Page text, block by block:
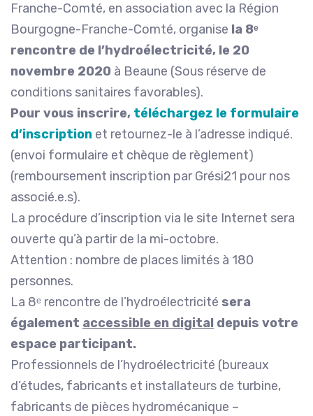
Franche-Comté, en association avec la Région
Bourgogne-Franche-Comté, organise la 8ᵉ
rencontre de l’hydroélectricité, le 20
novembre 2020 à Beaune (Sous réserve de
conditions sanitaires favorables).
Pour vous inscrire, téléchargez le formulaire
d’inscription et retournez-le à l’adresse indiqué.
(envoi formulaire et chèque de règlement)
(remboursement inscription par Grési21 pour nos
associé.e.s).
La procédure d’inscription via le site Internet sera
ouverte qu’à partir de la mi-octobre.
Attention : nombre de places limités à 180
personnes.
La 8ᵉ rencontre de l’hydroélectricité sera
également accessible en digital depuis votre
espace participant.
Professionnels de l’hydroélectricité (bureaux
d’études, fabricants et installateurs de turbine,
fabricants de pièces hydromécanique –